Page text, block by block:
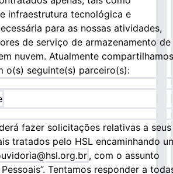
infraestrutura tecnológica e
para as nossas atividades,
de serviço de armazenamento de
nuvem. Atualmente compartilhamos
o(s) seguinte(s) parceiro(s):
fazer solicitações relativas a seus
tratados pelo HSL encaminhando
, com o assunto
Tentamos responder a